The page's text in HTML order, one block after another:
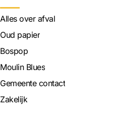
Alles over afval
Oud papier
Bospop
Moulin Blues
Gemeente contact
Zakelijk